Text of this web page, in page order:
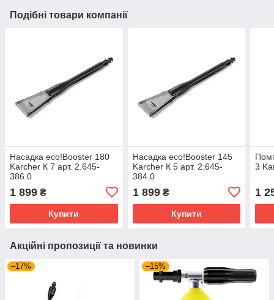
Подібні товари компанії
Насадка eco!Booster 180
Karcher К 7 арт. 2.645-
386.0
1 899 ₴
Купити
Насадка eco!Booster 145
Karcher К 5 арт. 2.645-
384.0
1 899₴
Купити
3
1
Акційні пропозиції та новинки
–17% –15%